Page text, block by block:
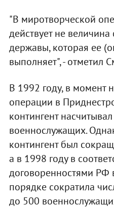
"В миротворческой
действует не
державы, которая ее
выполняет", - отметил
В 1992 году, в момент
операции в
контингент
военнослужащих.
контингент был
а в 1998 году в
договоренностями РФ
порядке сократила
до 500